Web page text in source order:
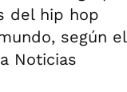
del hip hop
según el
Noticias